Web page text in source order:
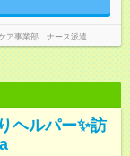
ア事業部 ナース派遣
ヘルパー✨訪